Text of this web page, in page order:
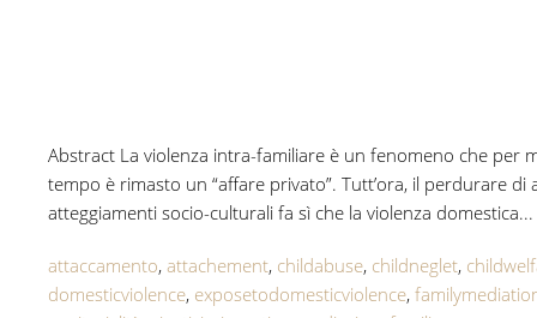
Abstract La violenza intra-familiare è un fenomeno che per
tempo è rimasto un “affare privato”. Tutt’ora, il perdurare di
atteggiamenti socio-culturali fa sì che la violenza domestica...
attaccamento, attachement, childabuse, childneglet,
domesticviolence, exposetodomesticviolence,